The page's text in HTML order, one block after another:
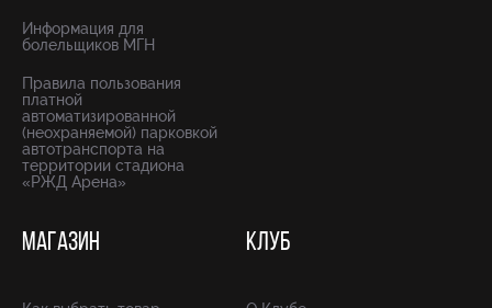
Информация для
болельщиков МГН
Правила пользования
платной
автоматизированной
(неохраняемой) парковкой
автотранспорта на
территории стадиона
«РЖД Арена»
МАГАЗИН КЛУБ